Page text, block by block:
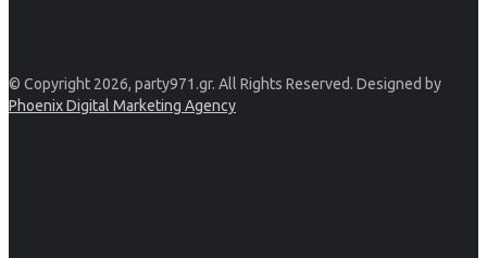
© Copyright 2026, party971.gr. All Rights Reserved. Designed by
Phoenix Digital Marketing Agency